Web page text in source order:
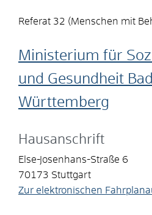
Referat 32 (Menschen mit
Ministerium für
und Gesundheit
Württemberg
Hausanschrift
Else-Josenhans-Straße 6
70173 Stuttgart
Zur elektronischen